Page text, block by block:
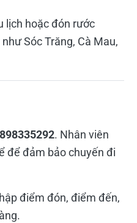
lịch hoặc đón rước
Sóc Trăng, Cà Mau,
. Nhân viên
để đảm bảo chuyến đi
điểm đón, điểm đến,